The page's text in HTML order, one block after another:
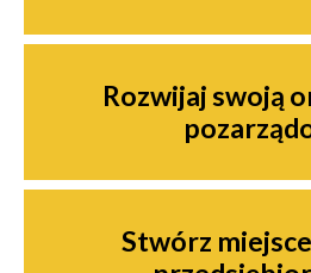
Rozwijaj swoją
Stwórz